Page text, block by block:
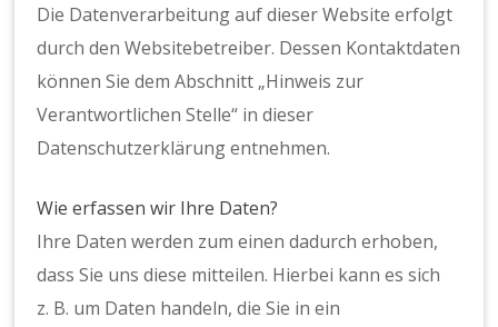
Die Datenverarbeitung auf dieser Website erfolgt
durch den Websitebetreiber. Dessen Kontaktdaten
können Sie dem Abschnitt „Hinweis zur
Verantwortlichen Stelle“ in dieser
Datenschutzerklärung entnehmen.
Wie erfassen wir Ihre Daten?
Ihre Daten werden zum einen dadurch erhoben,
dass Sie uns diese mitteilen. Hierbei kann es sich
z. B. um Daten handeln, die Sie in ein